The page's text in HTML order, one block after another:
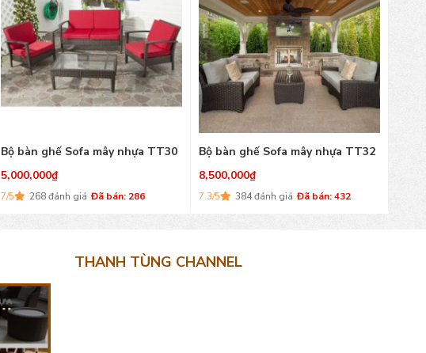
Bộ bàn ghế Sofa mây nhựa TT30
5,000,000₫
7/5 268 đánh giá Đã bán: 286
Bộ bàn ghế Sofa mây nhựa TT32
8,500,000₫
7.3/5 384 đánh giá Đã bán: 432
THANH TÙNG CHANNEL